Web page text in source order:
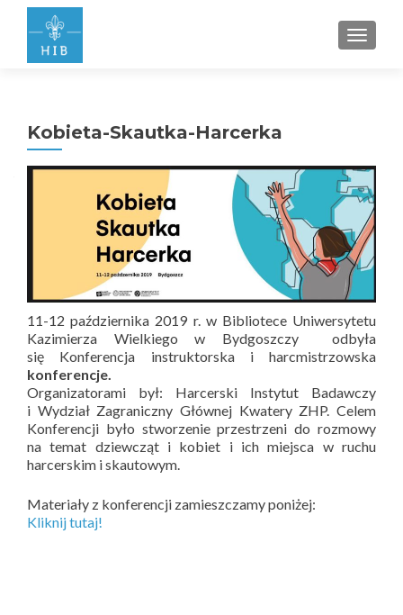
Kobieta-Skautka-Harcerka
11-12 października 2019 r. w Bibliotece Uniwersytetu
Kazimierza Wielkiego w Bydgoszczy odbyła
się Konferencja instruktorska i harcmistrzowska
konferencje.
Organizatorami był: Harcerski Instytut Badawczy
i Wydział Zagraniczny Głównej Kwatery ZHP. Celem
Konferencji było stworzenie przestrzeni do rozmowy
na temat dziewcząt i kobiet i ich miejsca w ruchu
harcerskim i skautowym.
Materiały z konferencji zamieszczamy poniżej:
Kliknij tutaj!